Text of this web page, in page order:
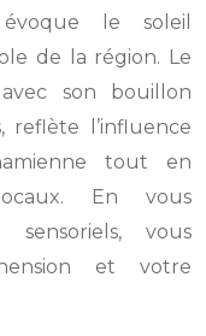
le soleil
de la région. Le
son bouillon
reflète l’influence
tout en
En vous
vous
et votre